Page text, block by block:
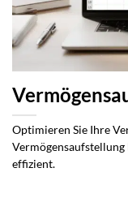
Optimieren Sie Ihre
effizient.